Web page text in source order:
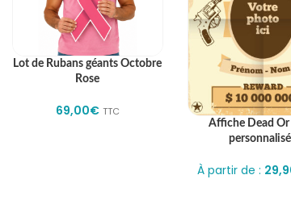
Lot de Rubans géants Octobre
Rose
69,00€ TTC
Affiche Dead
À partir de :